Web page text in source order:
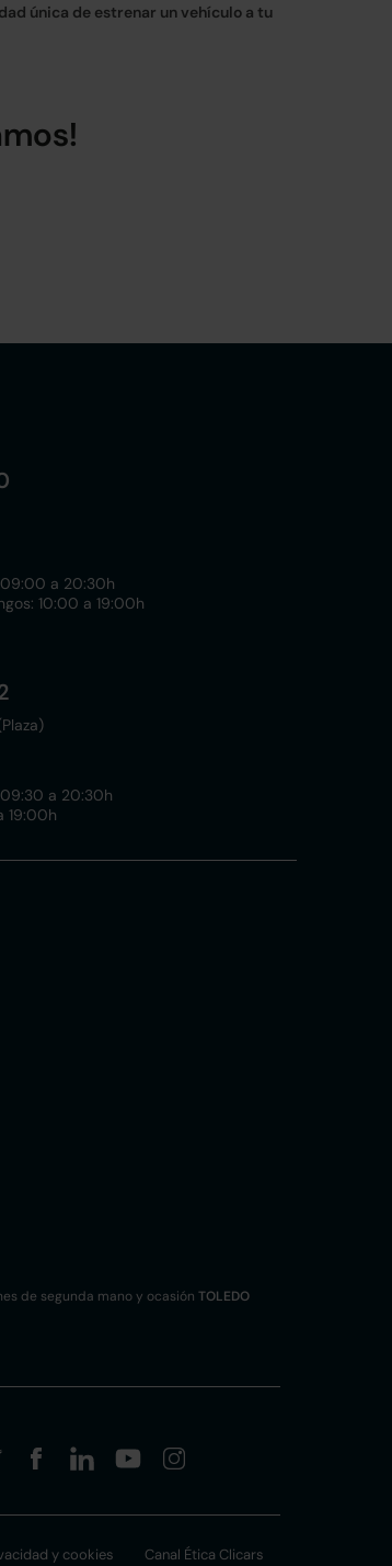
única de estrenar un vehículo a tu
09:00 a 20:30h
10:00 a 19:00h
09:30 a 20:30h
19:00h
de segunda mano y ocasión TOLEDO
y cookies Canal Ética Clicars